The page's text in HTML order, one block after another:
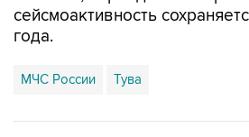
сейсмоактивность
года.
МЧС России Тува